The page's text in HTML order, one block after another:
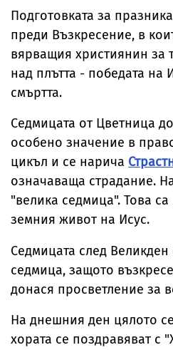
Подготовката за
преди Възкресение, в
вярващия християнин за
над плътта - победата на
смъртта.
Седмицата от Цветница
особено значение в
цикъл и се нарича
означаваща страдание.
"велика седмица". Това
земния живот на Исус.
Седмицата след Великден
седмица, защото
донася просветление за
На днешния ден цялото
хората се поздравяват с